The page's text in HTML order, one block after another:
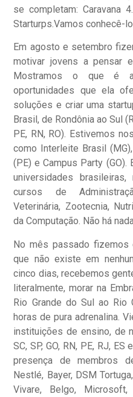
se completam: Caravana
Starturps.Vamos conhecê-
Em agosto e setembro
motivar jovens a pensar
Mostramos o que é
oportunidades que ela
soluções e criar uma
Brasil, de Rondônia ao Sul
PE, RN, RO). Estivemos
como Interleite Brasil
(PE) e Campus Party
universidades
cursos de
Veterinária, Zootecnia,
da Computação. Não há
No mês passado fizemos
que não existe em
cinco dias, recebemos
literalmente, morar na
Rio Grande do Sul ao Rio
horas de pura adrenalina.
instituições de ensino, de
SC, SP, GO, RN, PE, RJ,
presença de membros
Nestlé, Bayer, DSM
Vivare, Belgo, Microsoft,